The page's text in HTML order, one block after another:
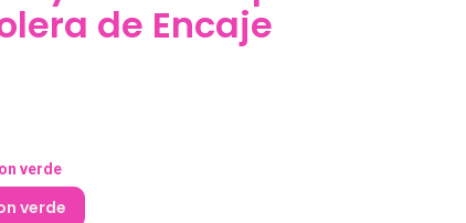
de Encaje
verde
verde